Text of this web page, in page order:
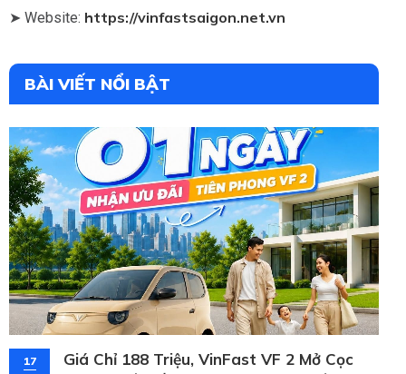
➤ Website: https://vinfastsaigon.net.vn
BÀI VIẾT NỔI BẬT
17
Giá Chỉ 188 Triệu, VinFast VF 2 Mở Cọc